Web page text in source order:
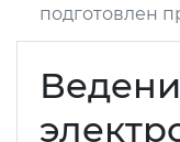
подготовлен